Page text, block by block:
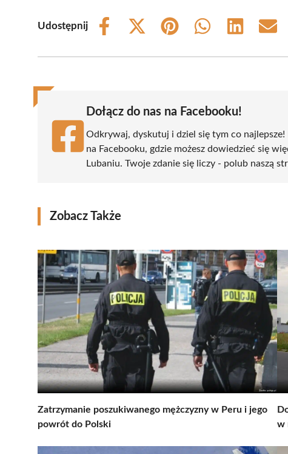
Udostępnij
Share
Share
(Twitter)
Share
Share
Share
Share
Dołącz do nas na Facebooku!
Odkrywaj, dyskutuj i dziel się tym co najlepsze!
na Facebooku, gdzie możesz dowiedzieć się
Lubaniu. Twoje zdanie się liczy - polub naszą
Zobacz Także
Zatrzymanie poszukiwanego mężczyzny w Peru i jego
powrót do Polski
w